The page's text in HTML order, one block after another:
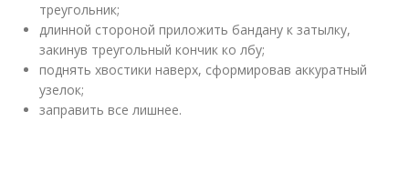
треугольник;
длинной стороной приложить бандану к затылку,
закинув треугольный кончик ко лбу;
поднять хвостики наверх, сформировав аккуратный
узелок;
заправить все лишнее.